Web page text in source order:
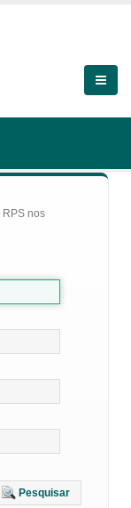
RPS nos
Pesquisar